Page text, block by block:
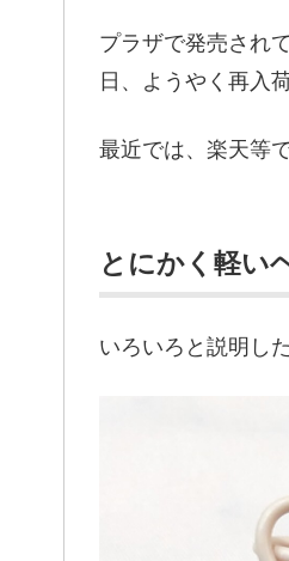
プラザで発売され
日、ようやく再入
最近では、楽天等
とにかく軽い
いろいろと説明し